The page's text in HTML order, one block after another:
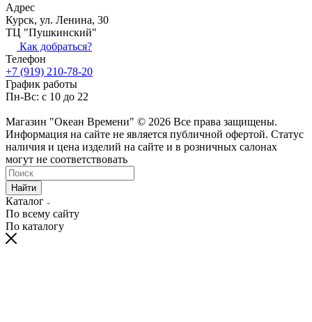
Адрес
Курск, ул. Ленина, 30
ТЦ "Пушкинский"
Как добраться?
Телефон
+7 (919) 210-78-20
График работы
Пн-Вс: с 10 до 22
Магазин "Океан Времени" © 2026 Все права защищены.
Информация на сайте не является публичной офертой. Статус
наличия и цена изделий на сайте и в розничных салонах
могут не соответствовать
Найти
Каталог
По всему сайту
По каталогу